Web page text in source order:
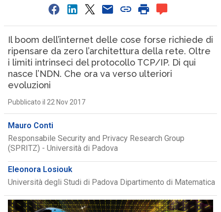
Il boom dell’internet delle cose forse richiede di
ripensare da zero l’architettura della rete. Oltre
i limiti intrinseci del protocollo TCP/IP. Di qui
nasce l’NDN. Che ora va verso ulteriori
evoluzioni
Pubblicato il 22 Nov 2017
Mauro Conti
Responsabile Security and Privacy Research Group
(SPRITZ) - Università di Padova
Eleonora Losiouk
Università degli Studi di Padova Dipartimento di Matematica